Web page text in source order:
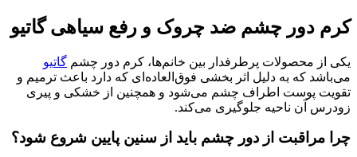
کرم دور چشم ضد چروک و رفع سیاهی گاتیو
یکی از محصولات پرطرفدار بین خانم‌ها، کرم دور چشم گاتیو
می‌باشد که به دلیل اثر بخشی فوق‌العاده‌ای که دارد باعث ترمیم و
تقویت پوست اطراف چشم می‌شود و همچنین از خشکی و پیری
زودرس آن ناحیه جلوگیری می‌کند.
چرا مراقبت از دور چشم باید از سنین پایین شروع شود؟